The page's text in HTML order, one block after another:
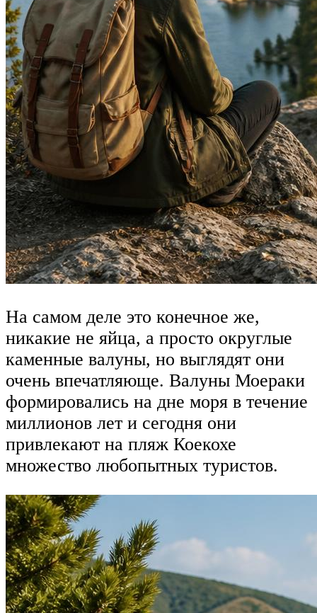
На самом деле это конечное же,
никакие не яйца, а просто округлые
каменные валуны, но выглядят они
очень впечатляюще. Валуны Моераки
формировались на дне моря в течение
миллионов лет и сегодня они
привлекают на пляж Коекохе
множество любопытных туристов.